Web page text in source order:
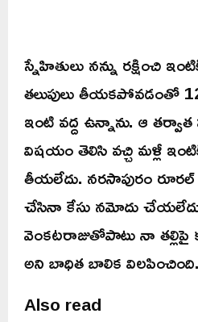
స్నేహితులు నన్ను రక్షించి
తలుపులు తీయకపోవడంతో
ఇంటి వద్ద ఉన్నాను. ఆ
విషయం తెలిసి వచ్చి మళ్లీ
తీయలేదు. నరసాపురం రూరల్
చేసినా కేసు నమోదు చేయలేదు.
వెంకటరాజుతోపాటు నా తల్లిపై
అని బాధిత బాలిక విలపించింది.
Also read